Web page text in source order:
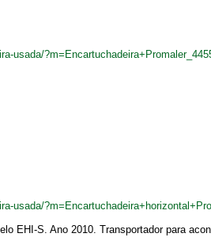
usada/
usada/
EHI-S. Ano 2010. Transportador para